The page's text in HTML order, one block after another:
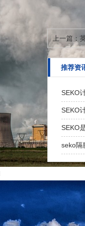
上一篇：
推荐资
SEKO
SEKO
SEKO
seko隔